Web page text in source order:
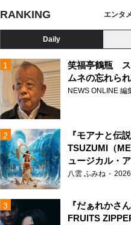
RANKING エンタ
Daily
笑福亭鶴瓶 ス
ムネの忘れら
NEWS ONLINE 編
『モアナと伝
TSUZUMI（
ュージカル・
声を響かせる
八雲 ふみね
『だぁれかさ
FRUITS